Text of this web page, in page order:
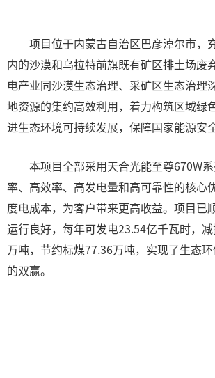
项目位于内蒙古自治区巴彦淖尔市，
内的沙漠和乌拉特前旗既有矿区排土场废
电产业同沙漠生态治理、采矿区生态治理
地资源的集约高效利用，着力构筑区域绿
进生态环境可持续发展，保障国家能源安
本项目全部采用天合光能至尊670W
率、高效率、高发电量和高可靠性的核心
度电成本，为客户带来更高收益。项目已
运行良好，每年可发电23.54亿千瓦时，
万吨，节约标煤77.36万吨，实现了生态
的双赢。